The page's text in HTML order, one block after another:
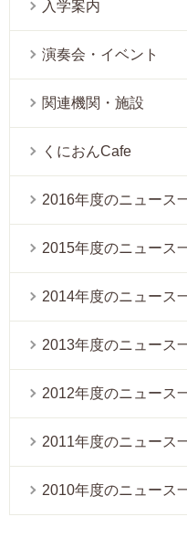
入学案内
演奏会・イベント
関連機関・施設
くにおんCafe
2016年度のニュース
2015年度のニュース
2014年度のニュース
2013年度のニュース
2012年度のニュース
2011年度のニュース
2010年度のニュース